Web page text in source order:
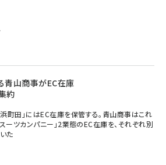
青山商事がEC在庫
約
浜町田」にはEC在庫を保管する。青山商事はこれ
スーツカンパニー」2業態のEC在庫を、それぞれ別
た